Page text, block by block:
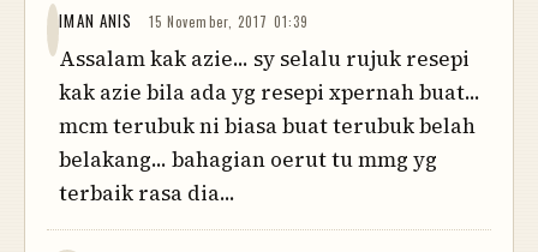
IMAN ANIS 15 November, 2017 01:39
Assalam kak azie... sy selalu rujuk resepi
kak azie bila ada yg resepi xpernah buat...
mcm terubuk ni biasa buat terubuk belah
belakang... bahagian oerut tu mmg yg
terbaik rasa dia...